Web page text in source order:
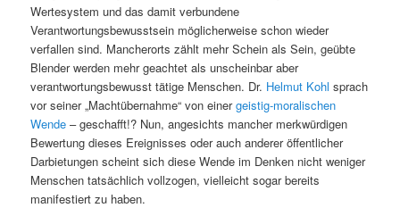
Wertesystem und das damit verbundene
Verantwortungsbewusstsein möglicherweise schon wieder
verfallen sind. Mancherorts zählt mehr Schein als Sein, geübte
Blender werden mehr geachtet als unscheinbar aber
verantwortungsbewusst tätige Menschen. Dr. Helmut Kohl sprach
vor seiner „Machtübernahme“ von einergeistig-moralischen
Wende – geschafft!? Nun, angesichts mancher merkwürdigen
Bewertung dieses Ereignisses oder auch anderer öffentlicher
Darbietungen scheint sich diese Wende im Denken nicht weniger
Menschen tatsächlich vollzogen, vielleicht sogar bereits
manifestiert zu haben.